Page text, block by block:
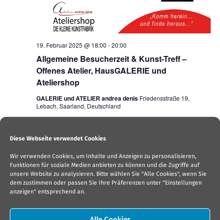
Diese Webseite verwendet Cookies
Wir verwenden Cookies, um Inhalte und Anzeigen zu personalisieren,
Funktionen für soziale Medien anbieten zu können und die Zugriffe auf
unsere Website zu analysieren. Bitte wählen Sie "Alle Cookies", wenn Sie
dem zustimmen oder passen Sie Ihre Präferenzen unter "Einstellungen
anzeigen" entsprechend an.
Allgemeine Besucherzeit & Kunst-Treff –
Offenes Atelier, HausGALERIE und
Ateliershop
19. Februar 2025 @ 18:00 -20:00
GALERIE und ATELIER andrea denis Friedensstraße 19,
Lebach, Saarland, Deutschland
Vorherige
Veranstaltungen
Heute Nächste
Kalender abonnieren